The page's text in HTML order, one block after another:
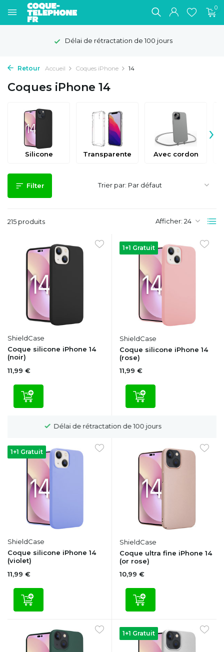
0
de 100 jours
Retour Accueil Coques iPhone 14
Coques iPhone 14
Silicone Transparente Avec cordon
›
Filter
215 produits Afficher:
Trier par:
ShieldCase
Coque silicone iPhone 14
(noir)
11,99 €
1+1 Gratuit
ShieldCase
Coque silicone iPhone 14
(rose)
11,99 €
Livraison gratuite
1+1 Gratuit
ShieldCase
Coque silicone iPhone 14
(violet)
11,99 €
ShieldCase
Coque ultra fine iPhone 14
(or rose)
10,99 €
1+1 Gratuit